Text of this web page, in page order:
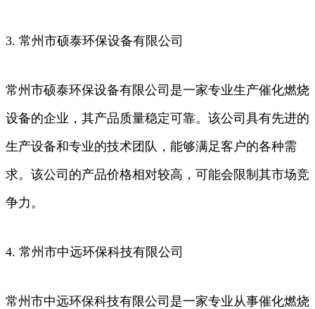
3. 常州市硕泰环保设备有限公司
常州市硕泰环保设备有限公司是一家专业生产催化燃烧
设备的企业，其产品质量稳定可靠。该公司具有先进的
生产设备和专业的技术团队，能够满足客户的各种需
求。该公司的产品价格相对较高，可能会限制其市场竞
争力。
4. 常州市中远环保科技有限公司
常州市中远环保科技有限公司是一家专业从事催化燃烧